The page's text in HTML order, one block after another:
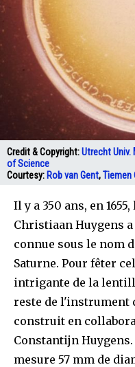
Credit & Copyright:Utrecht Univ.
of Science
Courtesy: Rob van Gent,Tiemen
Il y a 350 ans, en
Christiaan Huygens
connue sous le nom
Saturne. Pour fêter
intrigante de la
reste de l'instrument
construit en
Constantijn
mesure 57 mm de